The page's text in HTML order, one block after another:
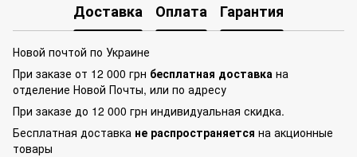
Доставка Оплата Гарантия
Новой почтой по Украине
При заказе от 12 000 грн бесплатная доставка на
отделение Новой Почты, или по адресу
При заказе до 12 000 грн индивидуальная скидка.
Бесплатная доставка не распространяется на акционные
товары